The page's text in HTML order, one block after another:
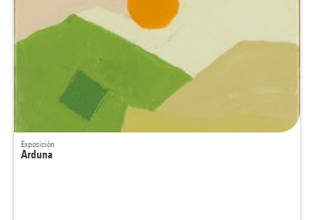
Exposición
Arduna